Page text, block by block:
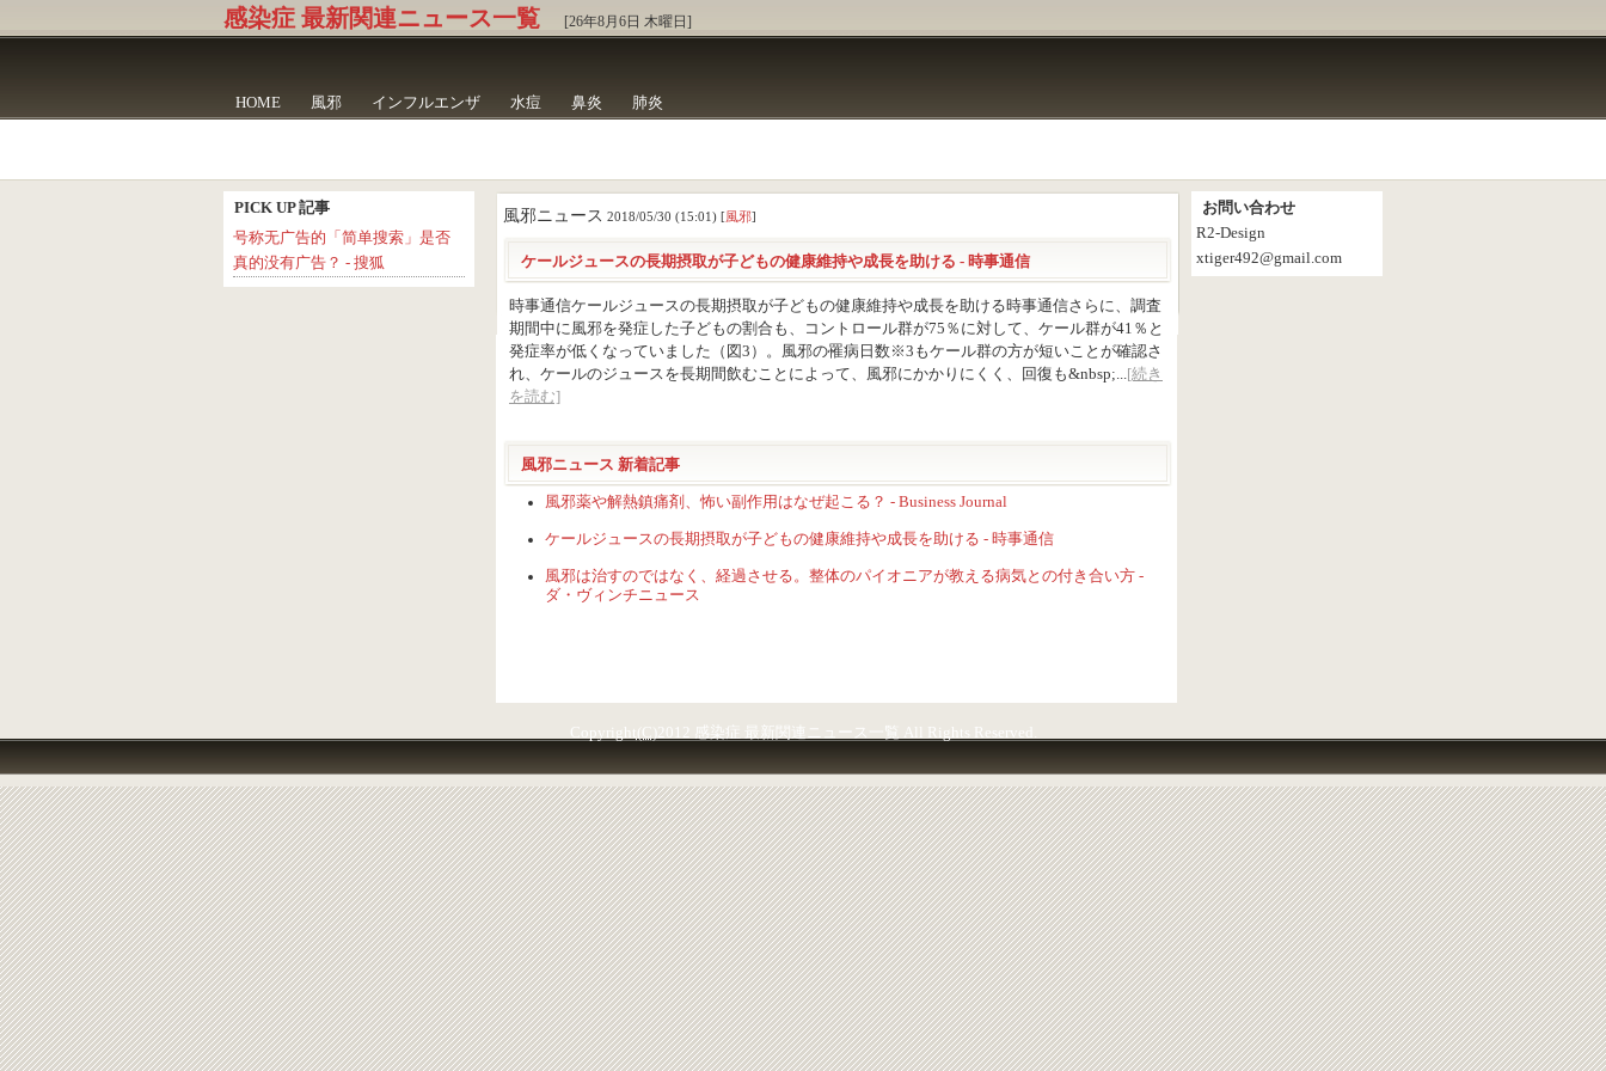
感染症 最新関連ニュース一覧 [26年8月6日 木曜日]
HOME 風邪 インフルエンザ 水痘 鼻炎 肺炎
風邪ニュース 2018/05/30 (15:01) [風邪]
ケールジュースの長期摂取が子どもの健康維持や成長を助ける - 時事通信
時事通信ケールジュースの長期摂取が子どもの健康維持や成長を助ける時事通信さらに、調査
期間中に風邪を発症した子どもの割合も、コントロール群が75％に対して、ケール群が41％と
発症率が低くなっていました（図3）。風邪の罹病日数※3もケール群の方が短いことが確認さ
れ、ケールのジュースを長期間飲むことによって、風邪にかかりにくく、回復も&nbsp;...[続き
を読む]
風邪ニュース 新着記事
風邪薬や解熱鎮痛剤、怖い副作用はなぜ起こる？ - Business Journal
ケールジュースの長期摂取が子どもの健康維持や成長を助ける - 時事通信
風邪は治すのではなく、経過させる。整体のパイオニアが教える病気との付き合い方 -
ダ・ヴィンチニュース
お問い合わせ
R2-Design
xtiger492@gmail.com
PICK UP 記事
号称无广告的「简单搜索」是否
真的没有广告？ - 搜狐
Copyright (C)2012 感染症 最新関連ニュース一覧 All Rights Reserved.